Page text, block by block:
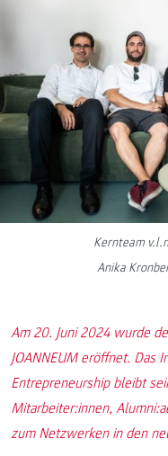
Kernteam
Anika
Am 20. Juni 2024 wurde
JOANNEUM eröffnet. Das
Entrepreneurship bleibt
Mitarbeiter:innen,
zum Netzwerken in den